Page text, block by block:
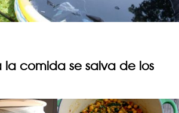
la comida se salva de los